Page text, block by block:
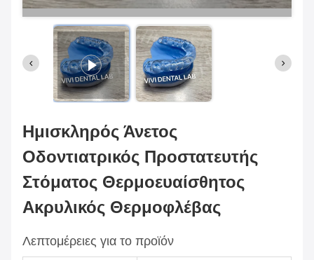
Ημισκληρός Άνετος
Οδοντιατρικός Προστατευτής
Στόματος Θερμοευαίσθητος
Ακρυλικός Θερμοφλέβας
Λεπτομέρειες για το προϊόν